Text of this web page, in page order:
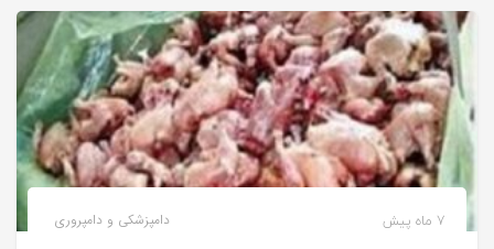
دامپزشکی و دامپروری 7 ماه پیش